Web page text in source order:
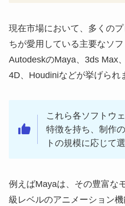
現在市場において、多くの
ちが愛用している主要なソフ
AutodeskのMaya、3ds Max
4D、Houdiniなどが挙げられ
これら各ソフトウ
特徴を持ち、制作
トの規模に応じて
例えばMayaは、その豊富な
級レベルのアニメーション